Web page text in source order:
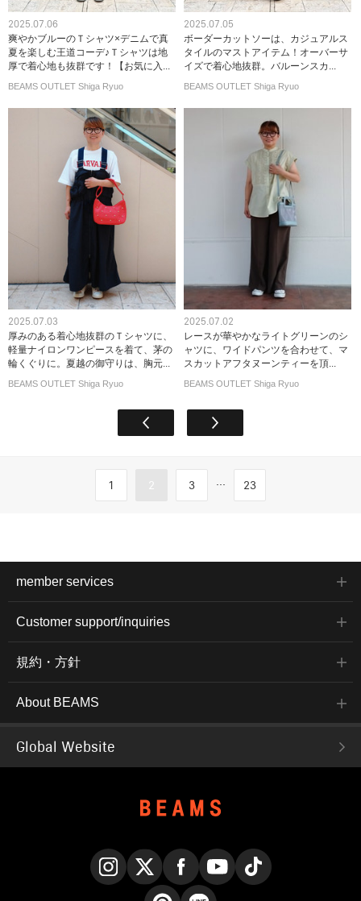
2025.07.06
爽やかブルーのＴシャツ×デニムで真
夏を楽しむ王道コーデ♪Ｔシャツは地
厚で着心地も抜群です！【お気に入...
BEAMS OUTLET Shiga Ryuo
2025.07.05
ボーダーカットソーは、カジュアルス
タイルのマストアイテム！オーバーサ
イズで着心地抜群。バルーンスカ...
BEAMS OUTLET Shiga Ryuo
2025.07.03
厚みのある着心地抜群のＴシャツに、
軽量ナイロンワンピースを着て、茅の
輪くぐりに。夏越の御守りは、胸元...
BEAMS OUTLET Shiga Ryuo
2025.07.02
レースが華やかなライトグリーンのシ
ャツに、ワイドパンツを合わせて、マ
スカットアフタヌーンティーを頂...
BEAMS OUTLET Shiga Ryuo
1 2 3 ... 23
member services
Customer support/inquiries
規約・方針
About BEAMS
Global Website